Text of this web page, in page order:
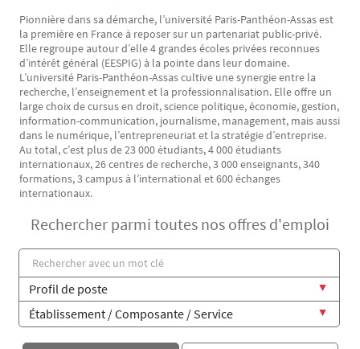
Pionnière dans sa démarche, l’université Paris-Panthéon-Assas est
la première en France à reposer sur un partenariat public-privé.
Elle regroupe autour d’elle 4 grandes écoles privées reconnues
d’intérêt général (EESPIG) à la pointe dans leur domaine.
L’université Paris-Panthéon-Assas cultive une synergie entre la
recherche, l’enseignement et la professionnalisation. Elle offre un
large choix de cursus en droit, science politique, économie, gestion,
information-communication, journalisme, management, mais aussi
dans le numérique, l’entrepreneuriat et la stratégie d’entreprise.
Au total, c’est plus de 23 000 étudiants, 4 000 étudiants
internationaux, 26 centres de recherche, 3 000 enseignants, 340
formations, 3 campus à l’international et 600 échanges
internationaux.
Rechercher parmi toutes nos offres d'emploi